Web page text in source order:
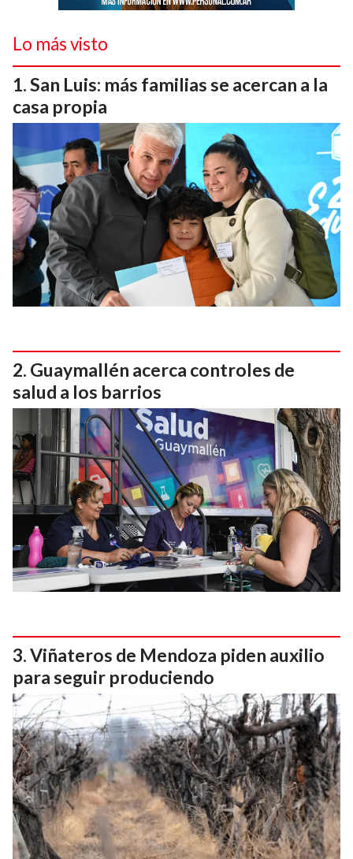
Lo más visto
San Luis: más familias se acercan a la
casa propia
Guaymallén acerca controles de
salud a los barrios
Viñateros de Mendoza piden auxilio
para seguir produciendo